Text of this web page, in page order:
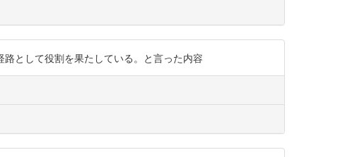
として役割を果たしている。と言った内容